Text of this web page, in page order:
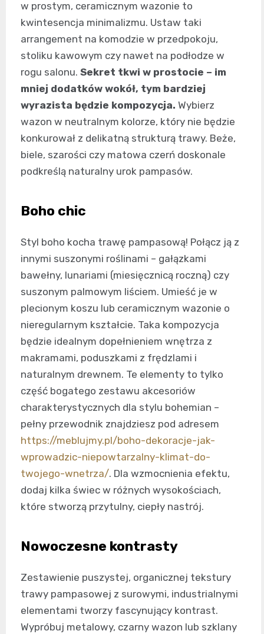
w prostym, ceramicznym wazonie to
kwintesencja minimalizmu. Ustaw taki
arrangement na komodzie w przedpokoju,
stoliku kawowym czy nawet na podłodze w
rogu salonu. Sekret tkwi w prostocie – im
mniej dodatków wokół, tym bardziej
wyrazista będzie kompozycja. Wybierz
wazon w neutralnym kolorze, który nie będzie
konkurował z delikatną strukturą trawy. Beże,
biele, szarości czy matowa czerń doskonale
podkreślą naturalny urok pampasów.
Boho chic
Styl boho kocha trawę pampasową! Połącz ją z
innymi suszonymi roślinami – gałązkami
bawełny, lunariami (miesięcznicą roczną) czy
suszonym palmowym liściem. Umieść je w
plecionym koszu lub ceramicznym wazonie o
nieregularnym kształcie. Taka kompozycja
będzie idealnym dopełnieniem wnętrza z
makramami, poduszkami z frędzlami i
naturalnym drewnem. Te elementy to tylko
część bogatego zestawu akcesoriów
charakterystycznych dla stylu bohemian –
pełny przewodnik znajdziesz pod adresem
https://meblujmy.pl/boho-dekoracje-jak-
wprowadzic-niepowtarzalny-klimat-do-
twojego-wnetrza/. Dla wzmocnienia efektu,
dodaj kilka świec w różnych wysokościach,
które stworzą przytulny, ciepły nastrój.
Nowoczesne kontrasty
Zestawienie puszystej, organicznej tekstury
trawy pampasowej z surowymi, industrialnymi
elementami tworzy fascynujący kontrast.
Wypróbuj metalowy, czarny wazon lub szklany